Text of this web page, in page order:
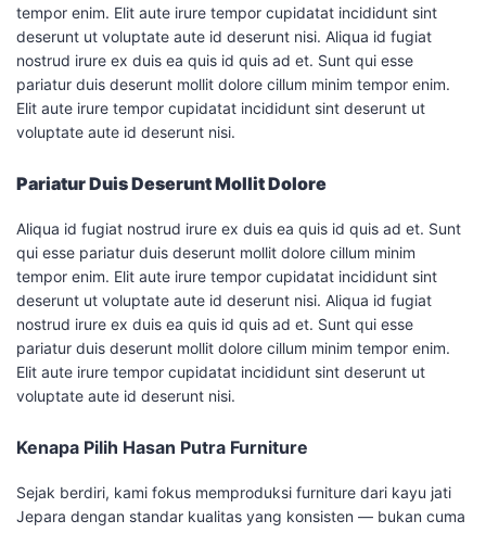
tempor enim. Elit aute irure tempor cupidatat incididunt sint
deserunt ut voluptate aute id deserunt nisi. Aliqua id fugiat
nostrud irure ex duis ea quis id quis ad et. Sunt qui esse
pariatur duis deserunt mollit dolore cillum minim tempor enim.
Elit aute irure tempor cupidatat incididunt sint deserunt ut
voluptate aute id deserunt nisi.
Pariatur Duis Deserunt Mollit Dolore
Aliqua id fugiat nostrud irure ex duis ea quis id quis ad et. Sunt
qui esse pariatur duis deserunt mollit dolore cillum minim
tempor enim. Elit aute irure tempor cupidatat incididunt sint
deserunt ut voluptate aute id deserunt nisi. Aliqua id fugiat
nostrud irure ex duis ea quis id quis ad et. Sunt qui esse
pariatur duis deserunt mollit dolore cillum minim tempor enim.
Elit aute irure tempor cupidatat incididunt sint deserunt ut
voluptate aute id deserunt nisi.
Kenapa Pilih Hasan Putra Furniture
Sejak berdiri, kami fokus memproduksi furniture dari kayu jati
Jepara dengan standar kualitas yang konsisten — bukan cuma